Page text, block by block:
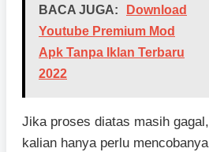
BACA JUGA:
Download
Youtube Premium Mod
Apk Tanpa Iklan Terbaru
2022
Jika proses diatas masih gagal,
kalian hanya perlu mencobanya